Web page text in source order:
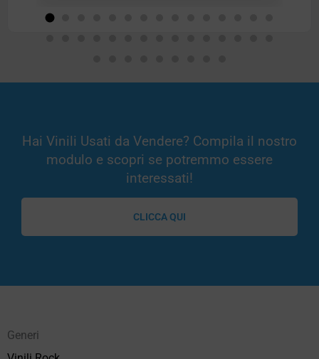
Hai Vinili Usati da Vendere? Compila il nostro
modulo e scopri se potremmo essere
interessati!
CLICCA QUI
Generi